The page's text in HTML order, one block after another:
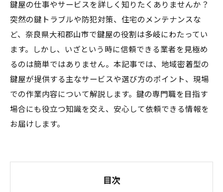
鍵屋の仕事やサービスを詳しく知りたくありませんか？
突然の鍵トラブルや防犯対策、住宅のメンテナンスな
ど、奈良県大和郡山市で鍵屋の役割は多岐にわたってい
ます。しかし、いざという時に信頼できる業者を見極め
るのは簡単ではありません。本記事では、地域密着型の
鍵屋が提供する主なサービスや選び方のポイント、現場
での作業内容について解説します。鍵の専門職を目指す
場合にも役立つ知識を交え、安心して依頼できる情報を
お届けします。
目次